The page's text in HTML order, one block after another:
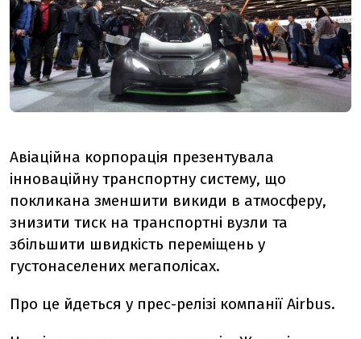
Авіаційна корпорація презентувала
інноваційну транспортну систему, що
покликана зменшити викиди в атмосферу,
знизити тиск на транспортні вузли та
збільшити швидкість переміщень у
густонаселених мегаполісах.
Про це йдеться у прес-релізі компанії Airbus.